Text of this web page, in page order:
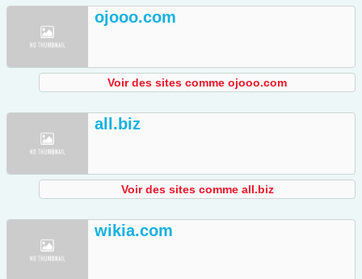
ojooo.com
Voir des sites comme ojooo.com
all.biz
Voir des sites comme all.biz
wikia.com